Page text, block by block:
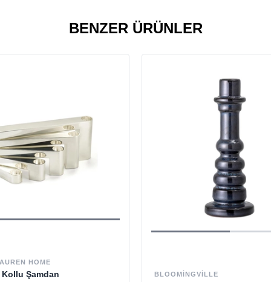
BENZER ÜRÜNLER
HOME
Şamdan BLOOMINGVILLE